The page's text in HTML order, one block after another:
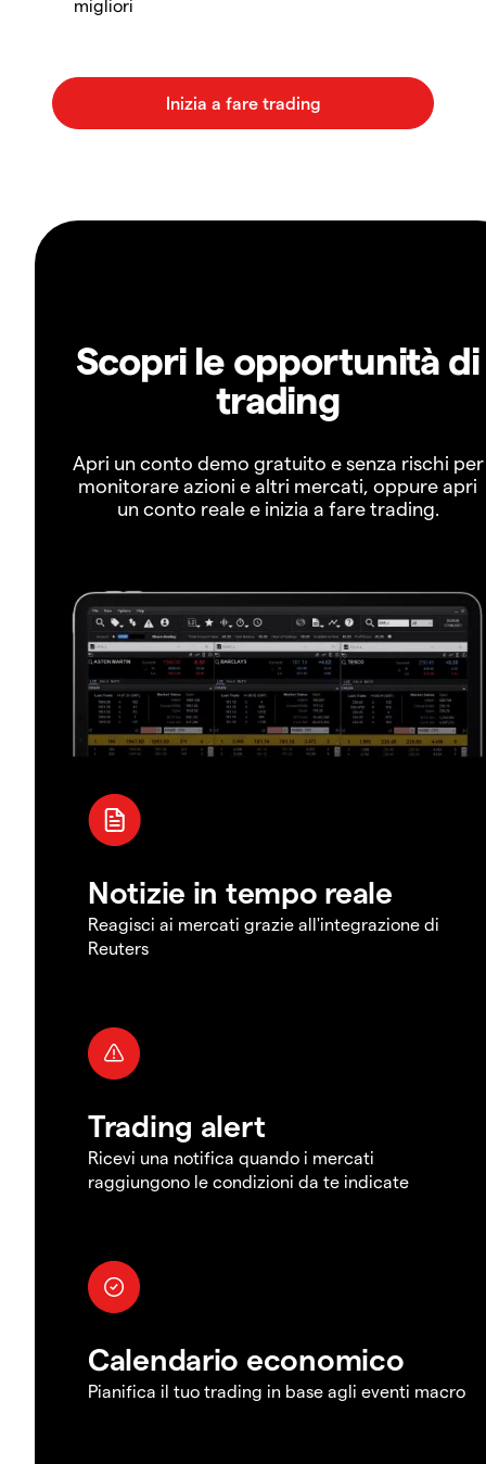
migliori
Scopri le opportunità di
trading
Apri un conto demo gratuito e senza rischi per
monitorare azioni e altri mercati, oppure apri
un conto reale e inizia a fare trading.
Notizie in tempo reale
Reagisci ai mercati grazie all'integrazione di
Reuters
Trading alert
Ricevi una notifica quando i mercati
raggiungono le condizioni da te indicate
Calendario economico
Pianifica il tuo trading in base agli eventi macro